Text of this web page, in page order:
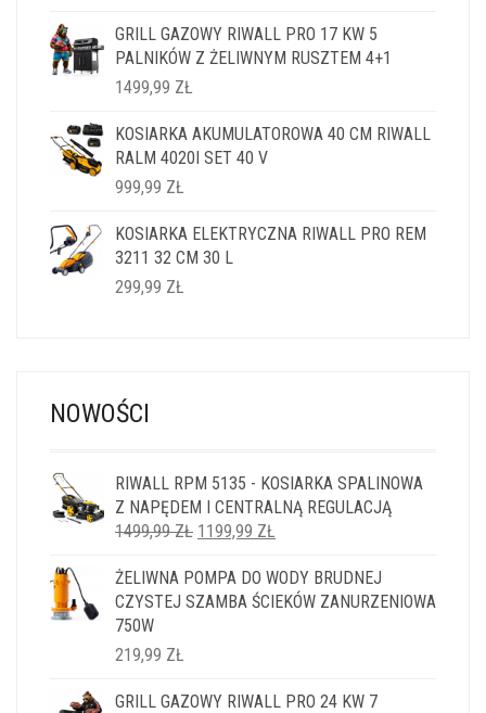
GRILL GAZOWY RIWALL PRO 17 KW 5
PALNIKÓW Z ŻELIWNYM RUSZTEM 4+1
1499,99 ZŁ
KOSIARKA AKUMULATOROWA 40 CM RIWALL
RALM 4020I SET 40 V
999,99 ZŁ
KOSIARKA ELEKTRYCZNA RIWALL PRO REM
3211 32 CM 30 L
299,99 ZŁ
NOWOŚCI
RIWALL RPM 5135 - KOSIARKA SPALINOWA
Z NAPĘDEM I CENTRALNĄ REGULACJĄ
1499,99ZŁ PIERWOTNA
WYNOSIŁA:
1499,99 ZŁ.
1199,99 ZŁ
WYNOSI:
1199,99 ZŁ.
ŻELIWNA POMPA DO WODY BRUDNEJ
CZYSTEJ SZAMBA ŚCIEKÓW ZANURZENIOWA
750W
219,99 ZŁ
GRILL GAZOWY RIWALL PRO 24 KW 7